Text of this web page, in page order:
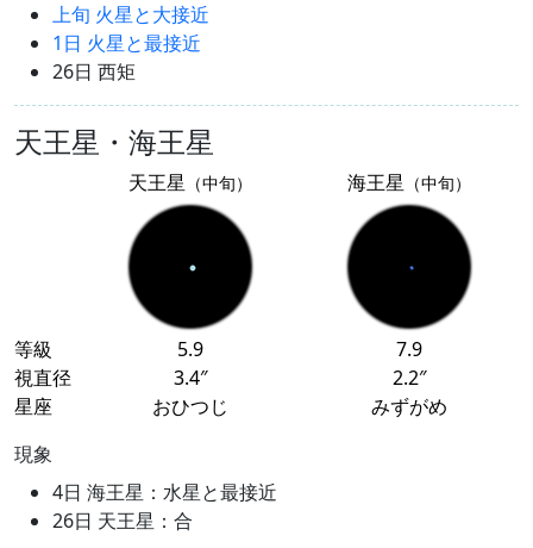
上旬 火星と大接近
1日 火星と最接近
26日 西矩
天王星・海王星
天王星 （中旬） 海王星 （中旬）
等級 5.9
7.9
視直径
3.4″
2.2″
星座
おひつじ
みずがめ
現象
4日 海王星：水星と最接近
26日 天王星：合